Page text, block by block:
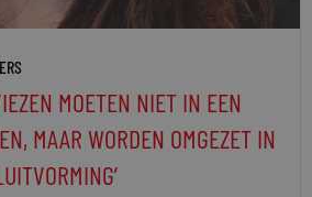
MOETEN NIET IN EEN
MAAR WORDEN OMGEZET IN